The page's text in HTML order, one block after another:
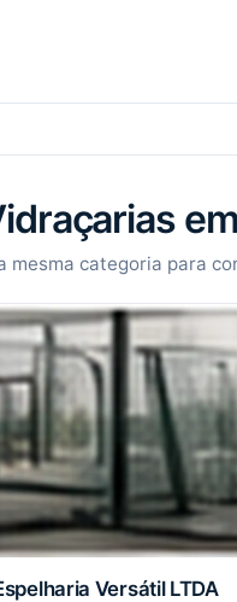
mesma categoria para
Versátil LTDA